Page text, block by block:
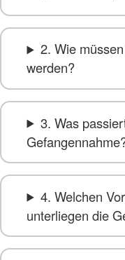
2. Wie
werden?
3. Was
4. Welchen
unterliegen die